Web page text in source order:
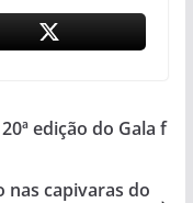
edição do Gala f
nas capivaras do